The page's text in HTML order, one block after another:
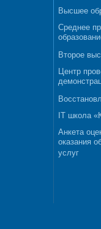
Высшее
Среднее
Второе
Центр
IT школа
Анкета
оказания
услуг